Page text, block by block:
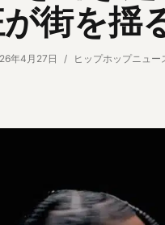
街を揺
年4月27日 ヒップホップニュー